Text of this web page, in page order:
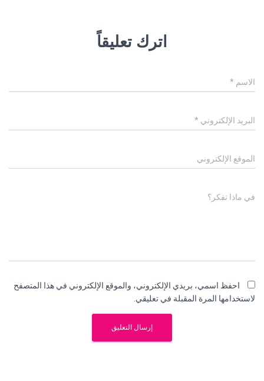
اترك تعليقاً
الاسم *
البريد الإلكتروني *
الموقع الإلكتروني
في ماذا تفكر؟
احفظ اسمي، بريدي الإلكتروني، والموقع الإلكتروني في هذا المتصفح
لاستخدامها المرة المقبلة في تعليقي.